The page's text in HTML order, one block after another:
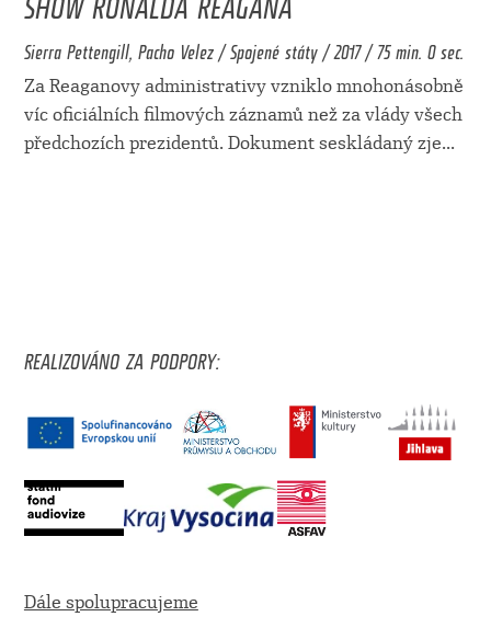
Sierra Pettengill, Pacho Velez / Spojené státy / 2017 / 75 min. 0 sec.
Za Reaganovy administrativy vzniklo mnohonásobně
víc oficiálních filmových záznamů než za vlády všech
předchozích prezidentů. Dokument seskládaný zje...
REALIZOVÁNO ZA PODPORY:
Dále spolupracujeme